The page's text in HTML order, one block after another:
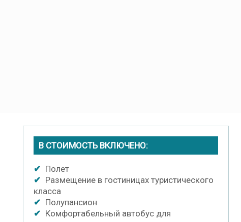
В СТОИМОСТЬ ВКЛЮЧЕНО:
✔ Полет
✔ Размещение в гостиницах туристического
класса
✔ Полупансион
✔ Комфортабельный автобус для